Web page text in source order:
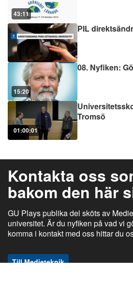
43:11
PIL
15:20
08. Nyfiken:
01:00:01
Tromsö
Kontakta oss
bakom den här
GU Plays publika del sköts av
universitet. Är du nyfiken på vad vi
komma i kontakt med oss hittar du
Till Medieteknik